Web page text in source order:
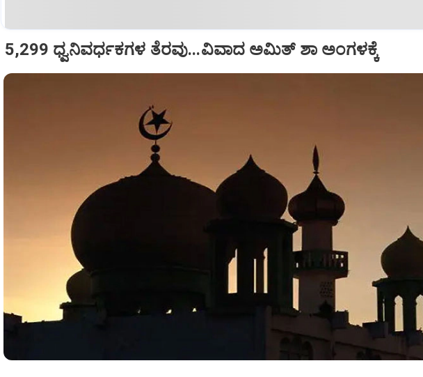
5,299 ಧ್ವನಿವರ್ಧಕಗಳ ತೆರವು...ವಿವಾದ ಅಮಿತ್ ಶಾ ಅಂಗಳಕ್ಕೆ